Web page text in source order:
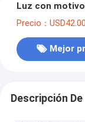
Luz con
Precio：
Mejor
Descripción